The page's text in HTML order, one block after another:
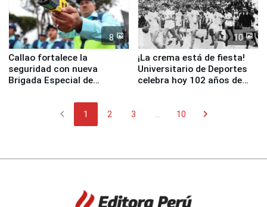
8
Callao fortalece la
seguridad con nueva
Brigada Especial de
equipamiento para
10
¡La crema está de fiesta!
Universitario de Deportes
celebra hoy 102 años de
chevron_left 1 2 3 10 chevron_right